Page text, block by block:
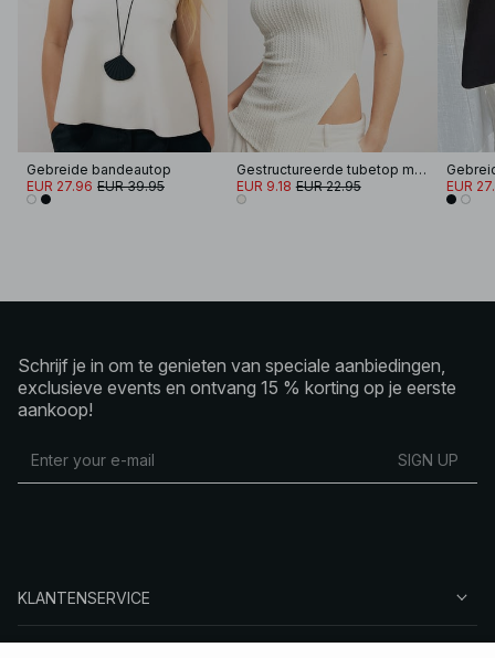
Gebreide bandeautop
EUR 27.96 EUR 39.95
Gestructureerde tubetop met split aan de zijkant
EUR 9.18 EUR 22.95
EUR
Schrijf je in om te genieten van speciale aanbiedingen,
exclusieve events en ontvang 15 % korting op je eerste
aankoop!
SIGN UP
KLANTENSERVICE